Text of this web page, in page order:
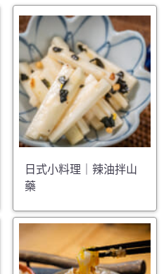
日式小料理｜辣油拌山
藥